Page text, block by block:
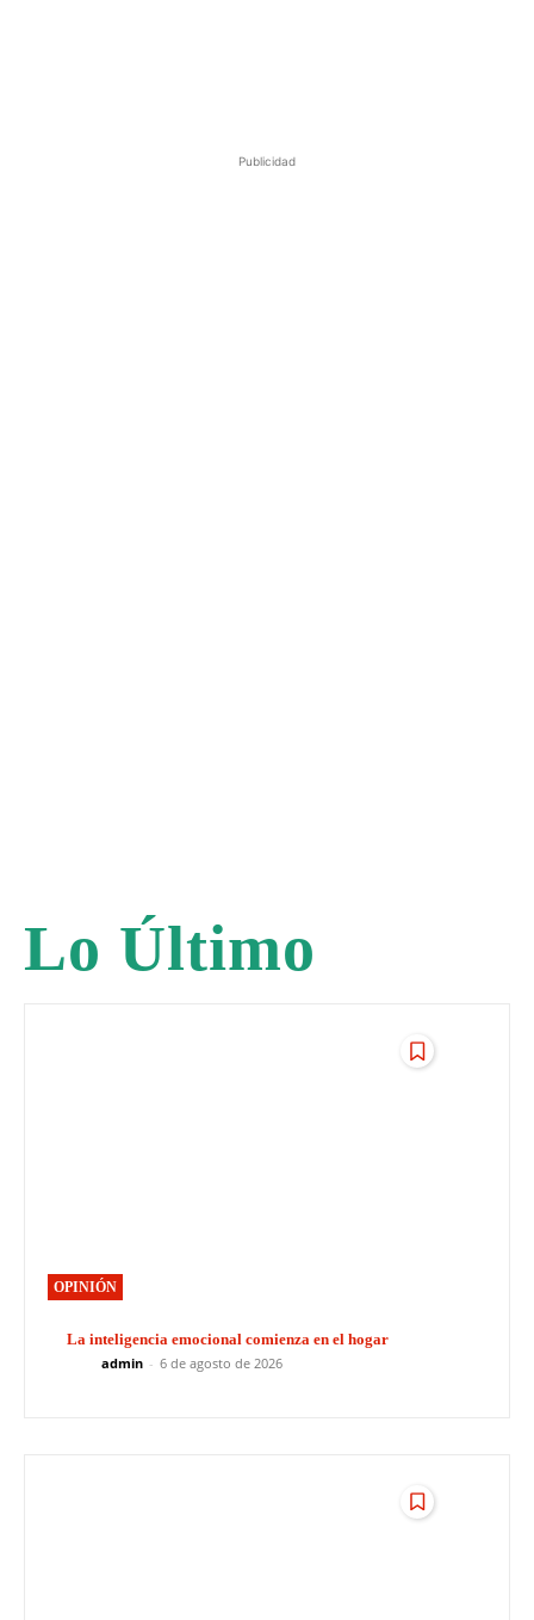
Publicidad
Lo Último
OPINIÓN
La inteligencia emocional comienza en el hogar
admin - 6 de agosto de 2026